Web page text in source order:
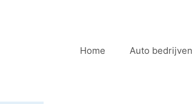
Home Auto bedrijven